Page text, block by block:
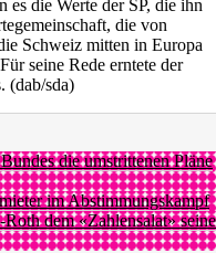
es die Werte der SP, die ihn
die von
Schweiz mitten in Europa
seine Rede erntete der
(dab/sda)
die umstrittenen Pläne
im Abstimmungskampf
dem «Zahlensalat»